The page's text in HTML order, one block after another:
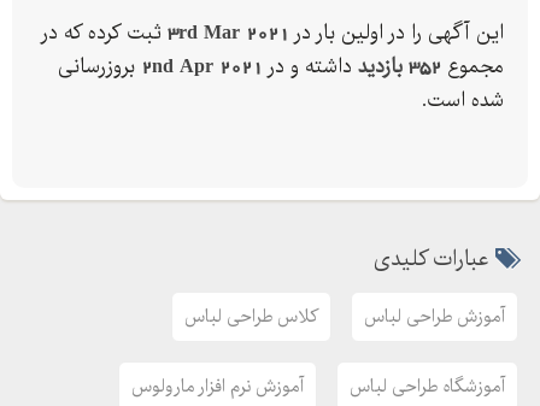
• پشتیبانی از طریق واتساپ و تلگرام
برای کسب اطلاعات بیشتر با شماره تلفن های زیر تماس حاصل
فرمایید.
این آگهی را در اولین بار در 3rd Mar 2021 ثبت کرده که در
مجموع 352 بازدید داشته و در 2nd Apr 2021 بروزرسانی
شده است.
عبارات کلیدی
آموزش طراحی لباس کلاس طراحی لباس
آموزشگاه طراحی لباس آموزش نرم افزار مارولوس